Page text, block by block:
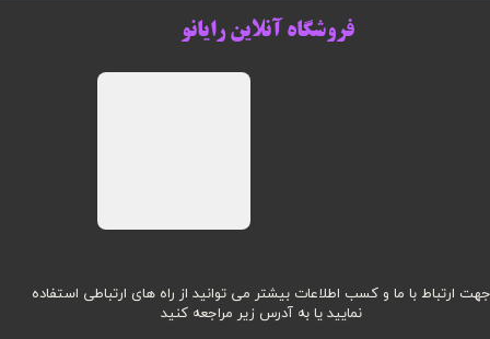
جهت ارتباط با ما و کسب اطلاعات بیشتر می توانید از راه های ارتباطی استفاده
نمایید یا به آدرس زیر مراجعه کنید
فروشگاه آنلاین رایانو